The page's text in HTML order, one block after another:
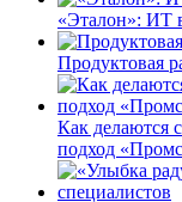
«Эталон»: ИТ
Продуктовая
Как делаются
подход